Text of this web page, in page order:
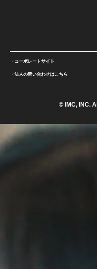
コーポレートサイト
法人の問い合わせはこちら
© IMC, INC.